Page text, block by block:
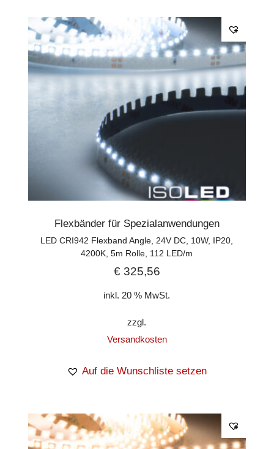
Flexbänder für Spezialanwendungen
LED CRI942 Flexband Angle, 24V DC, 10W, IP20,
4200K, 5m Rolle, 112 LED/m
€325,56
inkl. 20 % MwSt.
zzgl.
Versandkosten
Auf die Wunschliste setzen